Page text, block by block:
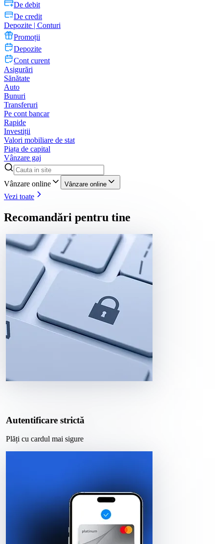
De debit
De credit
Depozite | Conturi
Promoții
Depozite
Cont curent
Asigurări
Sănătate
Auto
Bunuri
Transferuri
Pe cont bancar
Rapide
Investiții
Valori mobiliare de stat
Piața de capital
Vânzare gaj
Vânzare online Vânzare online
Vezi toate
Recomandări pentru tine
Autentificare strictă
Plăți cu cardul mai sigure